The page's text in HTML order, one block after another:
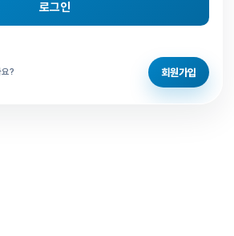
로그인
? 회원가입